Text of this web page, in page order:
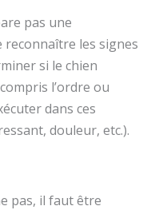
pas une
reconnaître les signes
si le chien
l’ordre ou
dans ces
douleur, etc.).
pas, il faut être